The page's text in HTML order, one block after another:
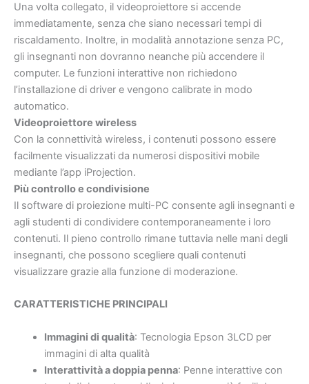
Una volta collegato, il videoproiettore si accende
immediatamente, senza che siano necessari tempi di
riscaldamento. Inoltre, in modalità annotazione senza PC,
gli insegnanti non dovranno neanche più accendere il
computer. Le funzioni interattive non richiedono
l’installazione di driver e vengono calibrate in modo
automatico.
Videoproiettore wireless
Con la connettività wireless, i contenuti possono essere
facilmente visualizzati da numerosi dispositivi mobile
mediante l’app iProjection.
Più controllo e condivisione
Il software di proiezione multi-PC consente agli insegnanti e
agli studenti di condividere contemporaneamente i loro
contenuti. Il pieno controllo rimane tuttavia nelle mani degli
insegnanti, che possono scegliere quali contenuti
visualizzare grazie alla funzione di moderazione.
CARATTERISTICHE PRINCIPALI
Immagini di qualità: Tecnologia Epson 3LCD per
immagini di alta qualità
Interattività a doppia penna: Penne interattive con